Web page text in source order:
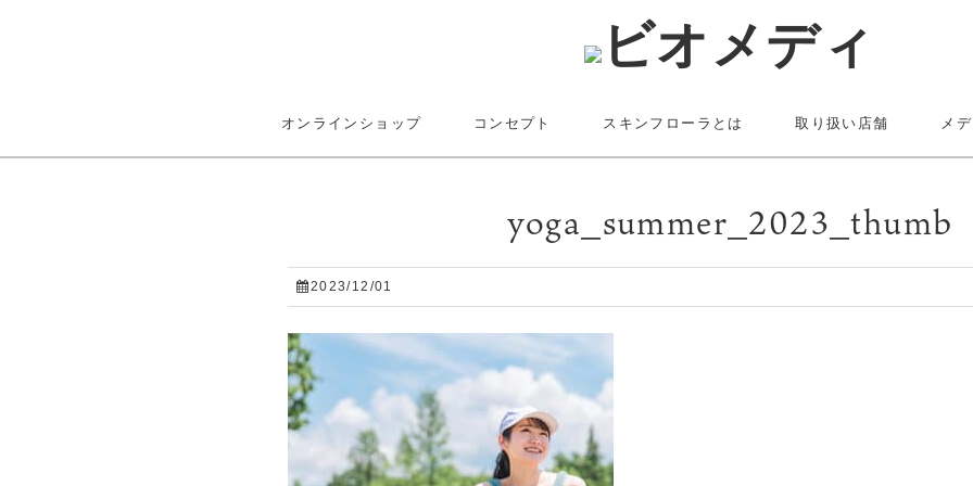
オンラインショップ コンセプト スキンフローラとは 取り扱い店舗 メ
yoga_summer_2023_thumb
2023/12/01